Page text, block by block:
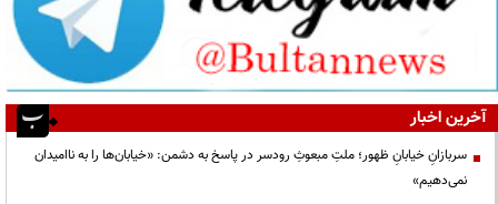
آخرین اخبار
سربازانِ خیابانِ ظهور؛ ملتِ مبعوثِ رودسر در پاسخ به دشمن: «خیابان‌ها را به ناامیدان
نمی‌دهیم»